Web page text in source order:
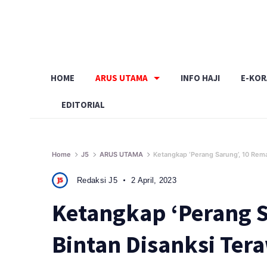
HOME ARUS UTAMA INFO HAJI E-
EDITORIAL
Home J5 ARUS UTAMA Ketangkap ‘Perang Sarung’, 10
Redaksi J5 2 April, 2023
Ketangkap ‘Perang
Bintan Disanksi